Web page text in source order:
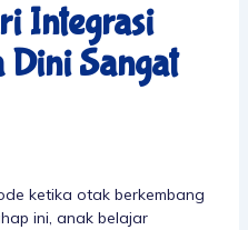
Integrasi
Dini Sangat
ketika otak berkembang
ini, anak belajar